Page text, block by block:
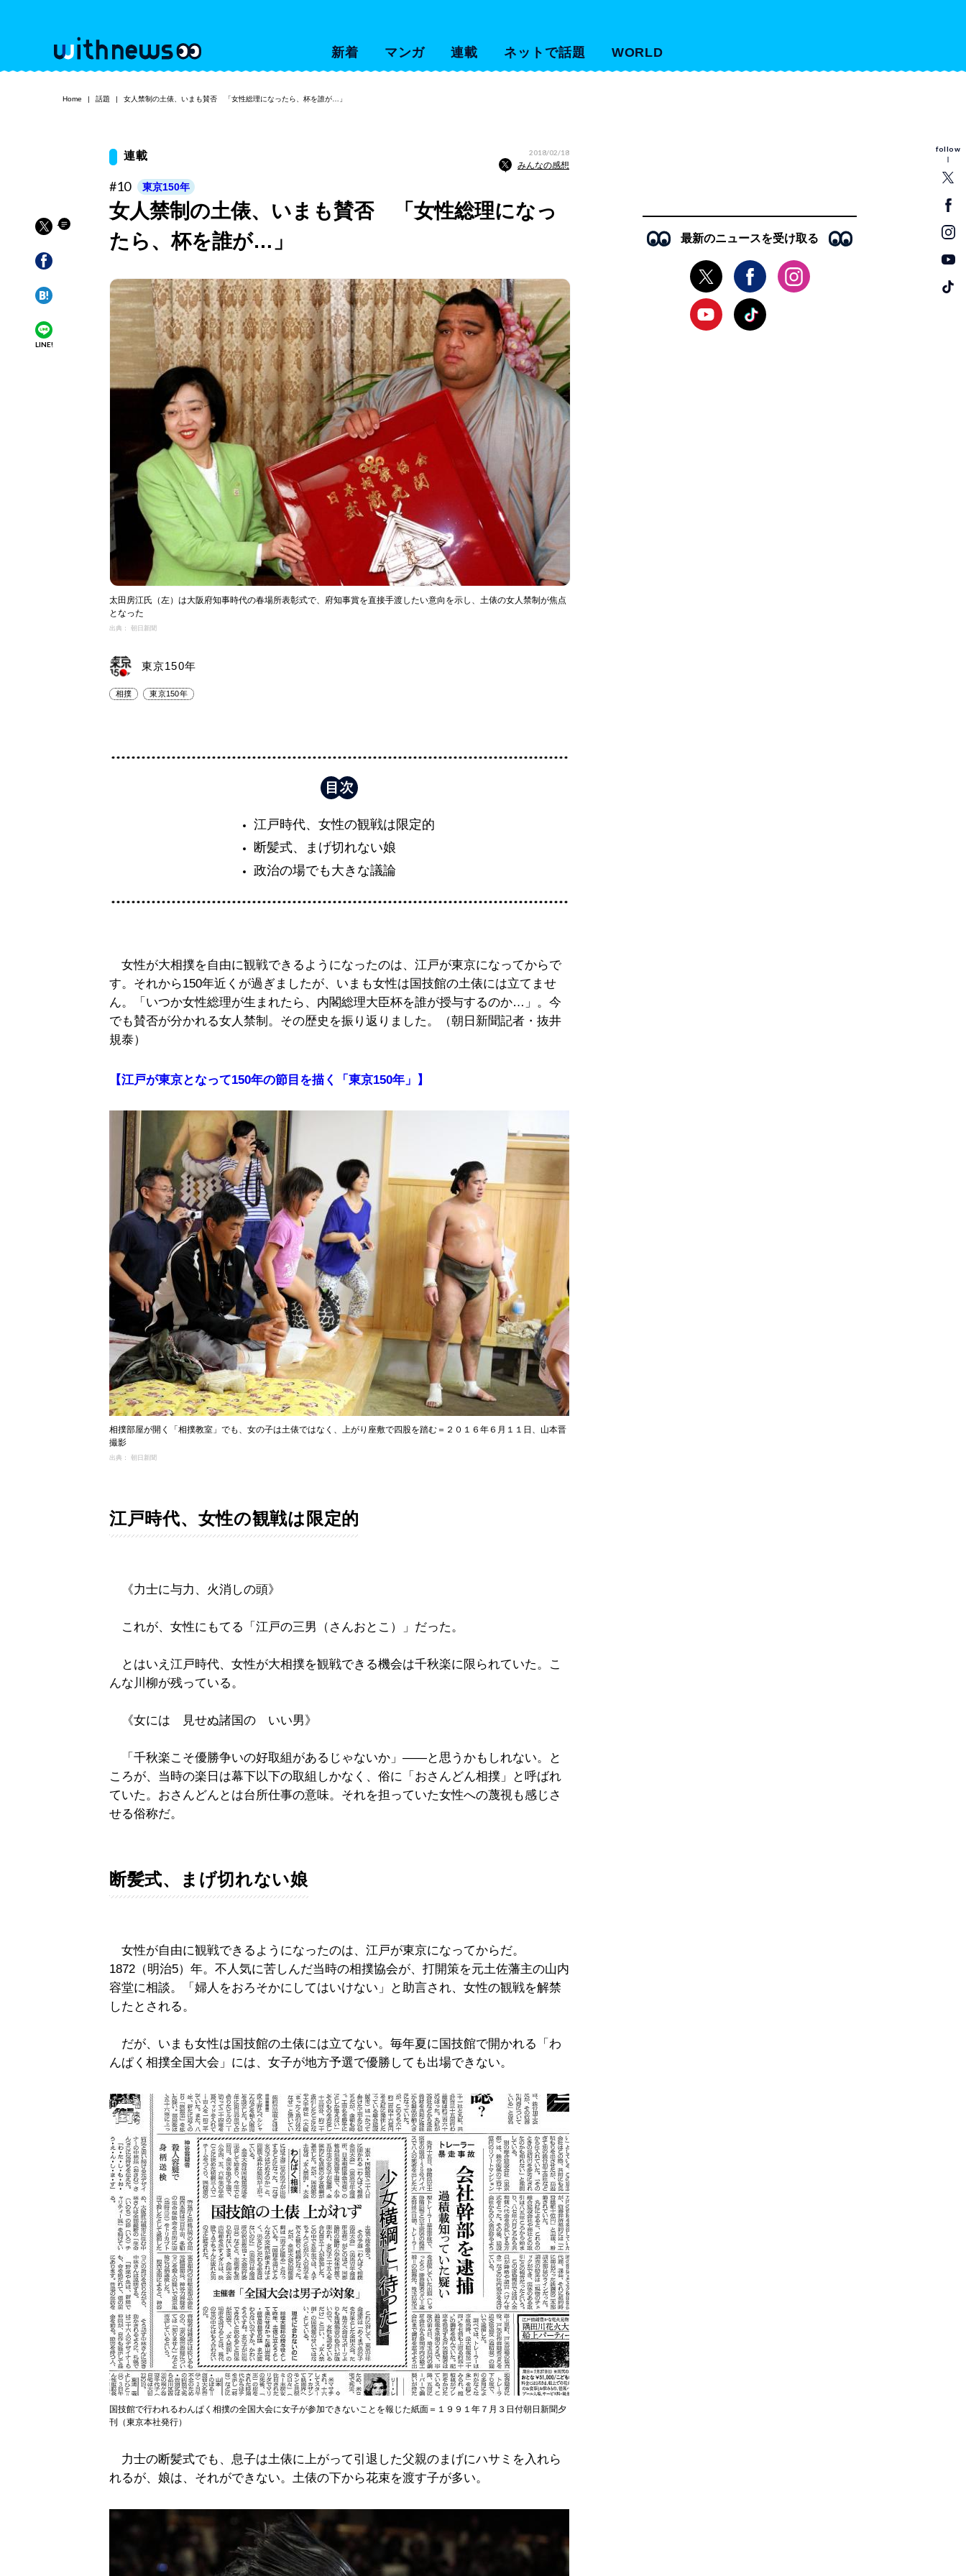
新着 マンガ 連載 ネットで話題 WORLD
follow
Home 話題 女人禁制の土俵、いまも賛否 「女性総理になったら、杯を誰が…」
LINE!
連載 2018/02/18
みんなの感想
#10 東京150年
女人禁制の土俵、いまも賛否 「女性総理になっ
たら、杯を誰が…」
太田房江氏（左）は大阪府知事時代の春場所表彰式で、府知事賞を直接手渡したい意向を示し、土俵の女人禁制が焦点
となった
出典： 朝日新聞
東京150年
相撲 東京150年
江戸時代、女性の観戦は限定的
断髪式、まげ切れない娘
政治の場でも大きな議論
女性が大相撲を自由に観戦できるようになったのは、江戸が東京になってからで
す。それから150年近くが過ぎましたが、いまも女性は国技館の土俵には立てませ
ん。「いつか女性総理が生まれたら、内閣総理大臣杯を誰が授与するのか…」。今
でも賛否が分かれる女人禁制。その歴史を振り返りました。（朝日新聞記者・抜井
規泰）
【江戸が東京となって150年の節目を描く「東京150年」】
相撲部屋が開く「相撲教室」でも、女の子は土俵ではなく、上がり座敷で四股を踏む＝２０１６年６月１１日、山本晋
撮影
出典： 朝日新聞
江戸時代、女性の観戦は限定的
《力士に与力、火消しの頭》
これが、女性にもてる「江戸の三男（さんおとこ）」だった。
とはいえ江戸時代、女性が大相撲を観戦できる機会は千秋楽に限られていた。こ
んな川柳が残っている。
《女には 見せぬ諸国の いい男》
「千秋楽こそ優勝争いの好取組があるじゃないか」――と思うかもしれない。と
ころが、当時の楽日は幕下以下の取組しかなく、俗に「おさんどん相撲」と呼ばれ
ていた。おさんどんとは台所仕事の意味。それを担っていた女性への蔑視も感じさ
せる俗称だ。
断髪式、まげ切れない娘
女性が自由に観戦できるようになったのは、江戸が東京になってからだ。
1872（明治5）年。不人気に苦しんだ当時の相撲協会が、打開策を元土佐藩主の山内
容堂に相談。「婦人をおろそかにしてはいけない」と助言され、女性の観戦を解禁
したとされる。
だが、いまも女性は国技館の土俵には立てない。毎年夏に国技館で開かれる「わ
んぱく相撲全国大会」には、女子が地方予選で優勝しても出場できない。
国技館で行われるわんぱく相撲の全国大会に女子が参加できないことを報じた紙面＝１９９１年７月３日付朝日新聞夕
刊（東京本社発行）
力士の断髪式でも、息子は土俵に上がって引退した父親のまげにハサミを入れら
れるが、娘は、それができない。土俵の下から花束を渡す子が多い。
最新のニュースを受け取る